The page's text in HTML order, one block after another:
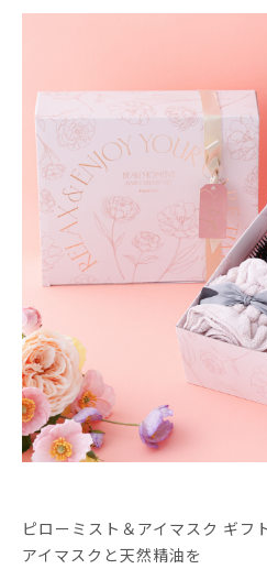
ピローミスト＆アイマスク ギフ
アイマスクと天然精油を